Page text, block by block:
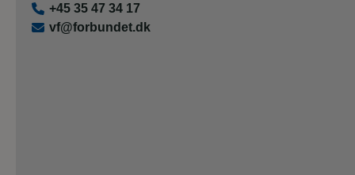
+45 35 47 34 17
vf@forbundet.dk